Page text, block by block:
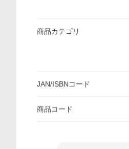
商品カテゴリ
JAN/ISBNコード
商品コード